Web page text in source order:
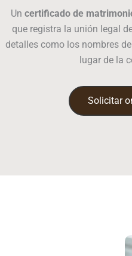
Un certificado de
que registra la unión legal
detalles como los nombres
lugar de la
Solicitar